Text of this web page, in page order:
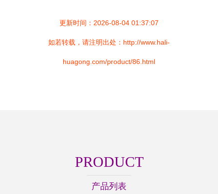
更新时间：2026-08-04 01:37:07
如若转载，请注明出处：http://www.hali-
huagong.com/product/86.html
PRODUCT
产品列表